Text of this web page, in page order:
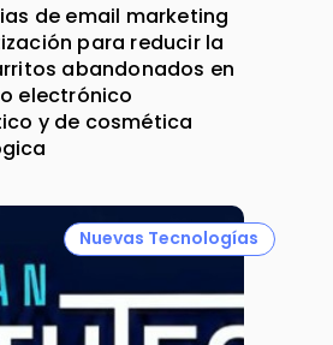
de email marketing
para reducir la
abandonados en
electrónico
y de cosmética
Nuevas Tecnologías